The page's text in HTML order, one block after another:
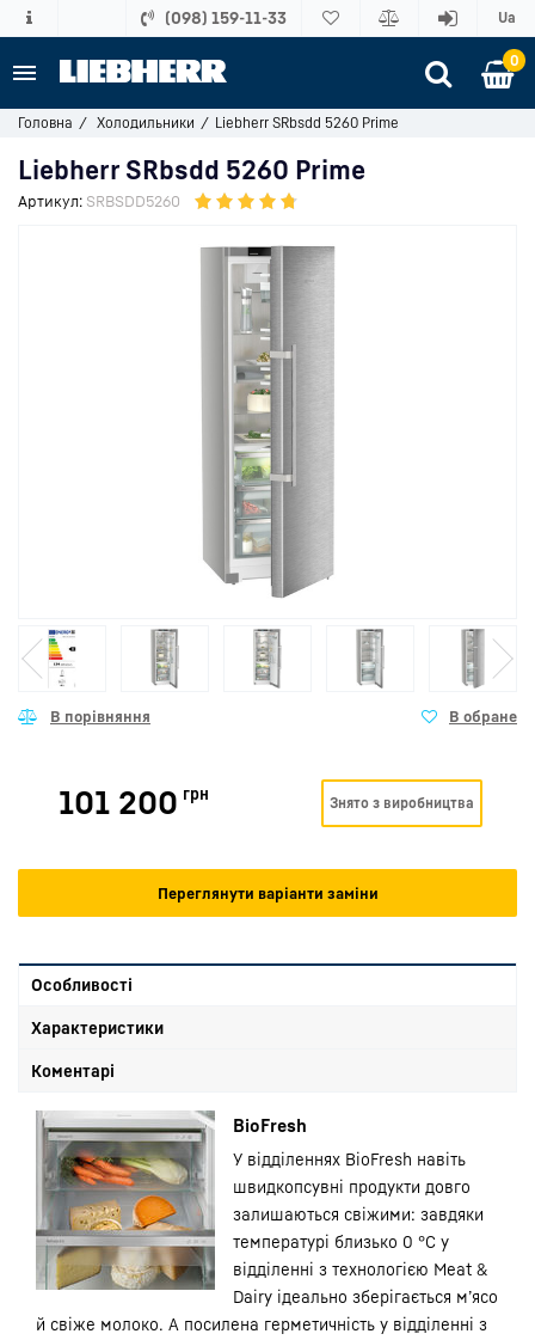
(098) 159-11-33 Ua
0
Головна Холодильники Liebherr SRbsdd 5260 Prime
Liebherr SRbsdd 5260 Prime
Артикул: SRBSDD5260
101 200 грн Знято з виробництва
Переглянути варіанти заміни
Особливості
Характеристики
Коментарі
BioFresh
У відділеннях BioFresh навіть
швидкопсувні продукти довго
залишаються свіжими: завдяки
температурі близько 0 °C у
відділенні з технологією Meat &
Dairy ідеально зберігається м’ясо
й свіже молоко. А посилена герметичність у відділенні з